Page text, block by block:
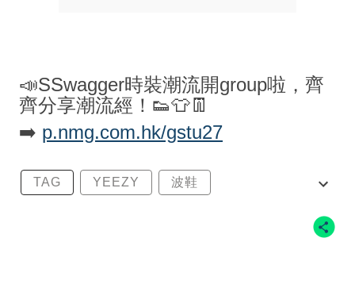
📣SSwagger時裝潮流開group啦，齊
齊分享潮流經！👟👕👖
➡️ p.nmg.com.hk/gstu27
TAG YEEZY 波鞋